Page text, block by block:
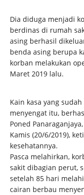
Dia diduga menjadi
berdinas di rumah
asing berhasil
benda asing berupa
korban melakukan
Maret 2019 lalu.
Kain kasa yang
menyengat itu,
Poned
Kamis (20/6/2019),
kesehatannya.
Pasca melahirkan,
sakit dibagian perut,
setelah 85 hari
cairan berbau